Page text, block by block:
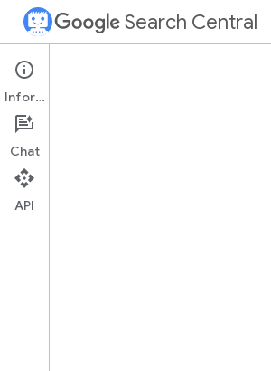
Search Central
Documentation
Fundamentos de SEO
Información
Chat
API